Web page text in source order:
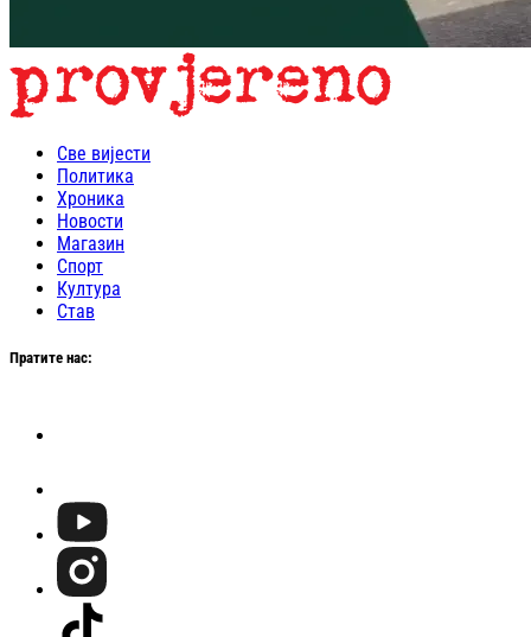
Све вијести
Политика
Хроника
Новости
Магазин
Спорт
Култура
Став
Пратите нас: